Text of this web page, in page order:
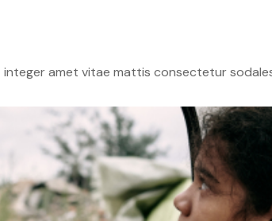
integer amet vitae mattis consectetur